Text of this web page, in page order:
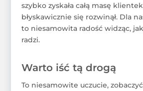
szybko zyskała całą masę
błyskawicznie się rozwinął. Dla
to niesamowita radość widząc,
radzi.
Warto iść tą drogą
To niesamowite uczucie,